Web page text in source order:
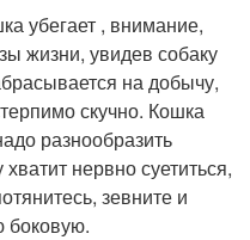
убегает , внимание,
жизни, увидев собаку
на добычу,
скучно. Кошка
разнообразить
нервно суетиться,
зевните и
боковую.